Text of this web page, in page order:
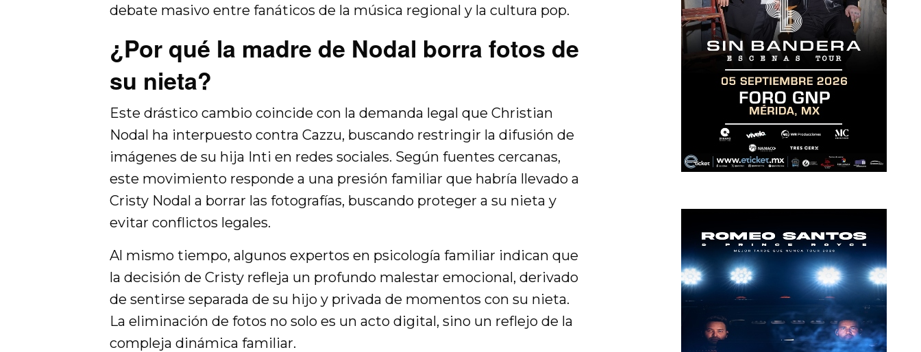
debate masivo entre fanáticos de la música regional y la cultura pop.
¿Por qué la madre de Nodal borra fotos de
su nieta?
Este drástico cambio coincide con la demanda legal que Christian
Nodal ha interpuesto contra Cazzu, buscando restringir la difusión de
imágenes de su hija Inti en redes sociales. Según fuentes cercanas,
este movimiento responde a una presión familiar que habría llevado a
Cristy Nodal a borrar las fotografías, buscando proteger a su nieta y
evitar conflictos legales.
Al mismo tiempo, algunos expertos en psicología familiar indican que
la decisión de Cristy refleja un profundo malestar emocional, derivado
de sentirse separada de su hijo y privada de momentos con su nieta.
La eliminación de fotos no solo es un acto digital, sino un reflejo de la
compleja dinámica familiar.